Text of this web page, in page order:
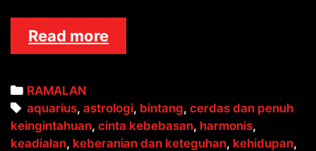
Read moreRAMALAN
ZODIAK
Categories
RAMALAN
Tags
aquarius,astrologi, bintang,cerdas dan penuh
keingintahuan, cinta kebebasan, harmonis,
keadialan, keberanian dan keteguhan, kehidupan,